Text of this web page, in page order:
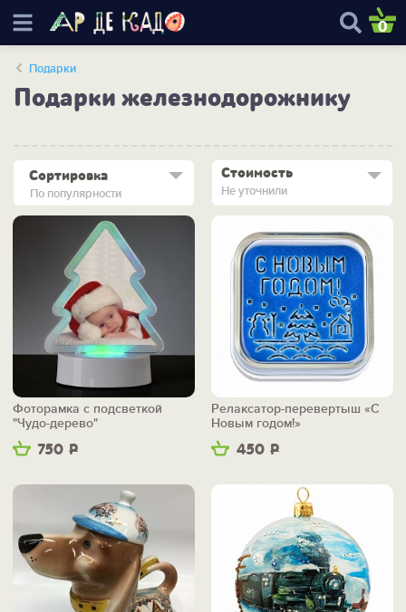
0
Подарки
Подарки железнодорожнику
По популярности
Сортировка Стоимость
Не уточнили
750 Р
Фоторамка с подсветкой
"Чудо-дерево"
450 Р
Релаксатор-перевертыш «С
Новым годом!»